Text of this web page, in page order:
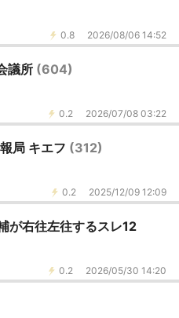
0.8 2026/08/06 14:52
議所 (604)
0.2 2026/07/08 03:22
局 キエフ (312)
0.2 2025/12/09 12:09
が右往左往するスレ12
0.2 2026/05/30 14:20